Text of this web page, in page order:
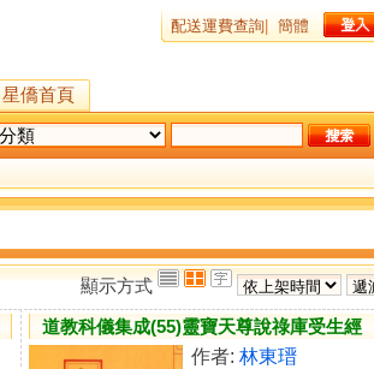
配送運費查詢 簡體
星僑首頁
顯示方式
道教科儀集成(55)靈寶天尊說祿庫受生經
作者: 林東瑨